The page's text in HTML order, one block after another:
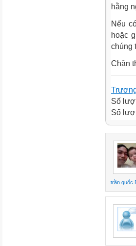
hằng
Nếu
hoặc
chúng
Chân
Số
Số
trần quốc